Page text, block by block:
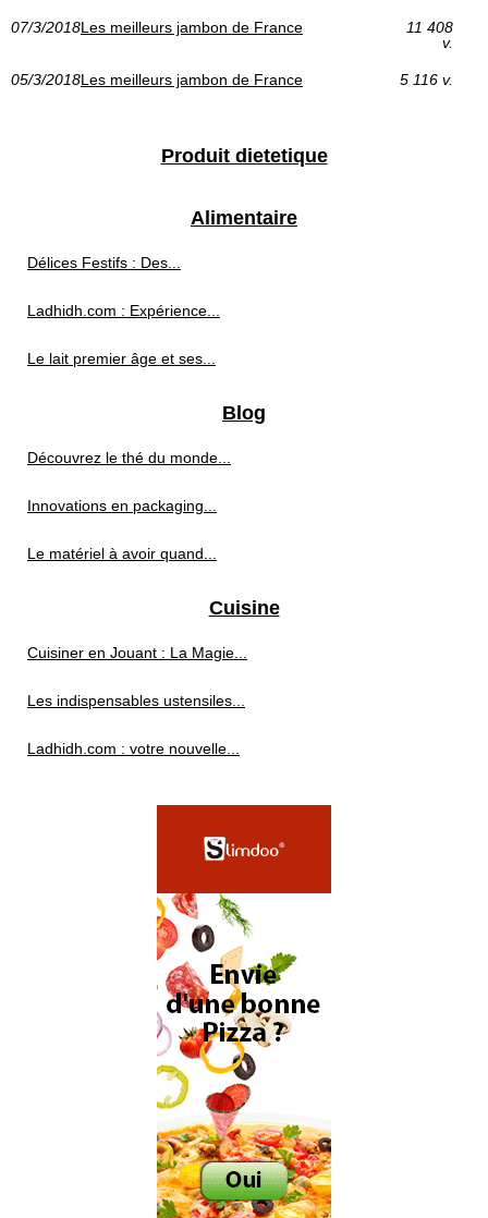
07/3/2018Les meilleurs jambon de France
11 408
v.
05/3/2018Les meilleurs jambon de France 5 116 v.
Produit dietetique
Alimentaire
Délices Festifs : Des...
Ladhidh.com : Expérience...
Le lait premier âge et ses...
Blog
Découvrez le thé du monde...
Innovations en packaging...
Le matériel à avoir quand...
Cuisine
Cuisiner en Jouant : La Magie...
Les indispensables ustensiles...
Ladhidh.com : votre nouvelle...